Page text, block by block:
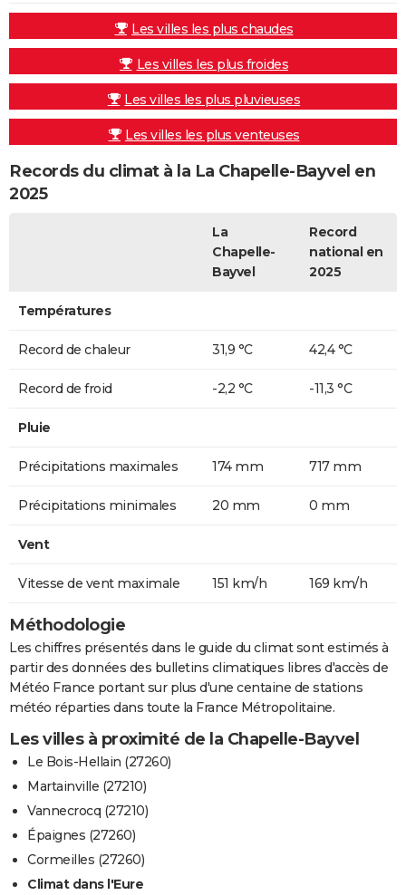
Les villes les plus chaudes
Les villes les plus froides
Les villes les plus pluvieuses
Les villes les plus venteuses
Records du climat à la La Chapelle-Bayvel en
2025
La
Chapelle-
Bayvel
Record
national en
2025
Températures
Record de chaleur 31,9 °C 42,4 °C
Record de froid -2,2 °C -11,3 °C
Pluie
Précipitations maximales 174 mm 717 mm
Précipitations minimales 20 mm 0 mm
Vent
Vitesse de vent maximale 151 km/h 169 km/h
Méthodologie
Les chiffres présentés dans le guide du climat sont estimés à
partir des données des bulletins climatiques libres d'accès de
Météo France portant sur plus d'une centaine de stations
météo réparties dans toute la France Métropolitaine.
Les villes à proximité de la Chapelle-Bayvel
Le Bois-Hellain (27260)
Martainville (27210)
Vannecrocq (27210)
Épaignes (27260)
Cormeilles (27260)
Climat dans l'Eure